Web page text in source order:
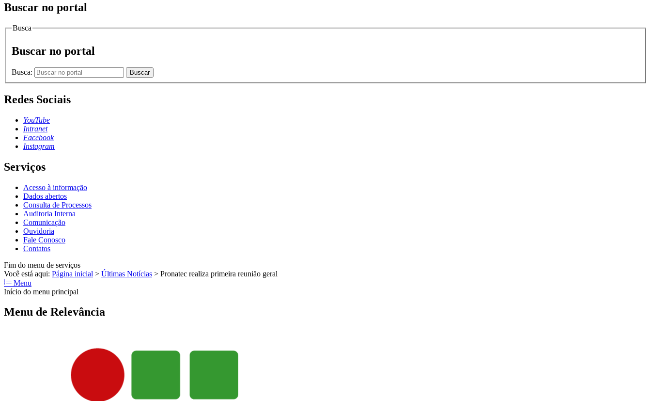
Buscar no portal
Busca
Buscar no portal
Busca: Buscar
Redes Sociais
YouTube
Intranet
Facebook
Instagram
Serviços
Acesso à informação
Dados abertos
Consulta de Processos
Auditoria Interna
Comunicação
Ouvidoria
Fale Conosco
Contatos
Fim do menu de serviços
Você está aqui: Página inicial > Últimas Notícias > Pronatec realiza primeira reunião geral
Menu
Início do menu principal
Menu de Relevância